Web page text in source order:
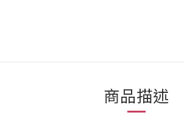
商品描述